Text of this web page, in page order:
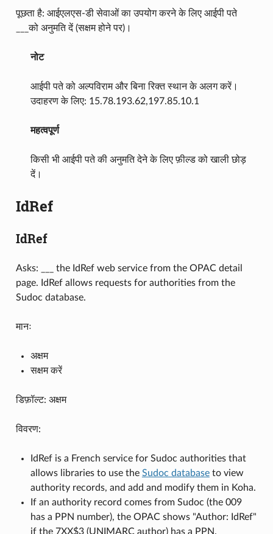
पूछता है: आईएलएस-डी सेवाओं का उपयोग करने के लिए आईपी पते
___को अनुमति दें (सक्षम होने पर)।
नोट
आईपी पते को अल्पविराम और बिना रिक्त स्थान के अलग करें।
उदाहरण के लिए: 15.78.193.62,197.85.10.1
महत्वपूर्ण
किसी भी आईपी पते की अनुमति देने के लिए फ़ील्ड को खाली छोड़
दें।
IdRef
IdRef
Asks: ___ the IdRef web service from the OPAC detail
page. IdRef allows requests for authorities from the
Sudoc database.
मानः
अक्षम
सक्षम करें
डिफ़ॉल्ट: अक्षम
विवरण:
IdRef is a French service for Sudoc authorities that
allows libraries to use the Sudoc databaseto view
authority records, and add and modify them in Koha.
If an authority record comes from Sudoc (the 009
has a PPN number), the OPAC shows "Author: IdRef"
if the 7XX$3 (UNIMARC author) has a PPN.